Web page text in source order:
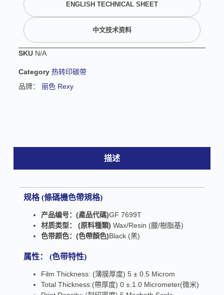
t
v
:
ENGLISH TECHNICAL SHEET
中文技术资料
SKU N/A
Category 热转印碳带
品牌： 丽色 Rexy
描述
规格(條碼機色帶規格)
产品编号： (產品代碼)GF 7699T
材质类型：
(原料種類) Wax/Resin (臘/樹脂基)
色带颜色： (色帶顏色)Black (黑)
属性： (色带特性)
Film Thickness: (薄膜厚度) 5 ± 0.5 Microm
Total Thickness:(帶厚度) 0 ±.1.0 Micrometer(微米)